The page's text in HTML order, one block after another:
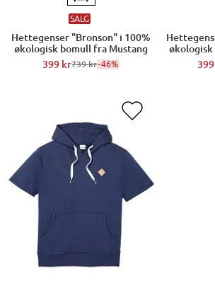
SALG
Hettegenser "Bronson" i 100%
økologisk bomull fra Mustang
399 kr739 kr-46%
økologisk